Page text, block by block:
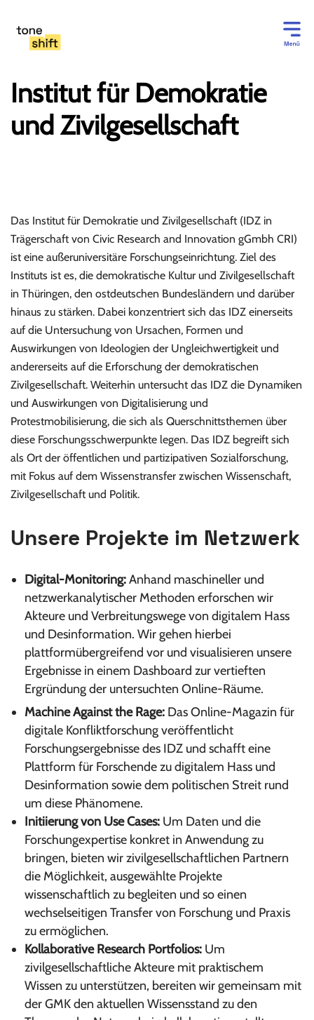
Zum
Inhalt
Institut für Demokratie
und Zivilgesellschaft
Das Institut für Demokratie und Zivilgesellschaft (IDZ in
Trägerschaft von Civic Research and Innovation gGmbh CRI)
ist eine außeruniversitäre Forschungseinrichtung. Ziel des
Instituts ist es, die demokratische Kultur und Zivilgesellschaft
in Thüringen, den ostdeutschen Bundesländern und darüber
hinaus zu stärken. Dabei konzentriert sich das IDZ einerseits
auf die Untersuchung von Ursachen, Formen und
Auswirkungen von Ideologien der Ungleichwertigkeit und
andererseits auf die Erforschung der demokratischen
Zivilgesellschaft. Weiterhin untersucht das IDZ die Dynamiken
und Auswirkungen von Digitalisierung und
Protestmobilisierung, die sich als Querschnittsthemen über
diese Forschungsschwerpunkte legen. Das IDZ begreift sich
als Ort der öffentlichen und partizipativen Sozialforschung,
mit Fokus auf dem Wissenstransfer zwischen Wissenschaft,
Zivilgesellschaft und Politik.
Unsere Projekte im Netzwerk
Digital-Monitoring:Anhand maschineller und
netzwerkanalytischer Methoden erforschen wir
Akteure und Verbreitungswege von digitalem Hass
und Desinformation. Wir gehen hierbei
plattformübergreifend vor und visualisieren unsere
Ergebnisse in einem Dashboard zur vertieften
Ergründung der untersuchten Online-Räume.
Machine Against the Rage: Das Online-Magazin für
digitale Konfliktforschung veröffentlicht
Forschungsergebnisse des IDZ und schafft eine
Plattform für Forschende zu digitalem Hass und
Desinformation sowie dem politischen Streit rund
um diese Phänomene.
Initiierung von Use Cases: Um Daten und die
Forschungexpertise konkret in Anwendung zu
bringen, bieten wir zivilgesellschaftlichen Partnern
die Möglichkeit, ausgewählte Projekte
wissenschaftlich zu begleiten und so einen
wechselseitigen Transfer von Forschung und Praxis
zu ermöglichen.
Kollaborative Research Portfolios: Um
zivilgesellschaftliche Akteure mit praktischem
Wissen zu unterstützen, bereiten wir gemeinsam mit
der GMK den aktuellen Wissensstand zu den